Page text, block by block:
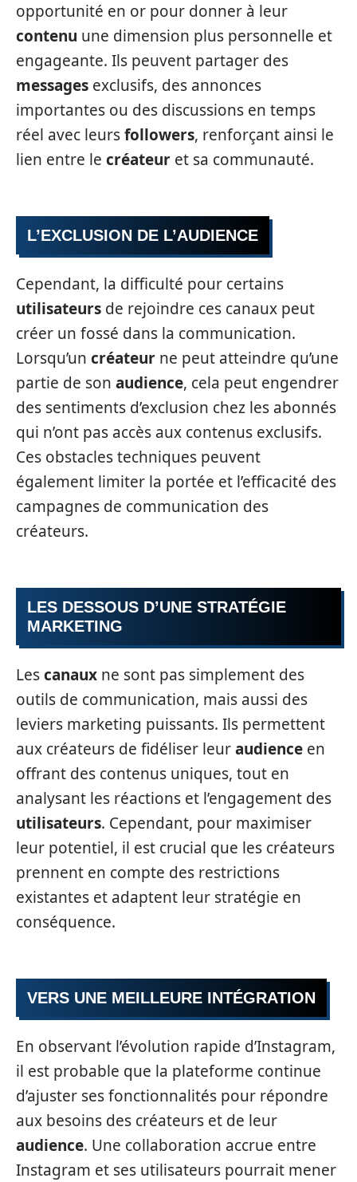
opportunité en or pour donner à leur
contenu une dimension plus personnelle et
engageante. Ils peuvent partager des
messages exclusifs, des annonces
importantes ou des discussions en temps
réel avec leursfollowers, renforçant ainsi le
lien entre le créateur et sa communauté.
L’EXCLUSION DE L’AUDIENCE
Cependant, la difficulté pour certains
utilisateurs de rejoindre ces canaux peut
créer un fossé dans la communication.
Lorsqu’un créateur ne peut atteindre qu’une
partie de son audience, cela peut engendrer
des sentiments d’exclusion chez les abonnés
qui n’ont pas accès aux contenus exclusifs.
Ces obstacles techniques peuvent
également limiter la portée et l’efficacité des
campagnes de communication des
créateurs.
LES DESSOUS D’UNE STRATÉGIE
MARKETING
Lescanaux ne sont pas simplement des
outils de communication, mais aussi des
leviers marketing puissants. Ils permettent
aux créateurs de fidéliser leuraudience en
offrant des contenus uniques, tout en
analysant les réactions et l’engagement des
utilisateurs. Cependant, pour maximiser
leur potentiel, il est crucial que les créateurs
prennent en compte des restrictions
existantes et adaptent leur stratégie en
conséquence.
VERS UNE MEILLEURE INTÉGRATION
En observant l’évolution rapide d’Instagram,
il est probable que la plateforme continue
d’ajuster ses fonctionnalités pour répondre
aux besoins des créateurs et de leur
audience. Une collaboration accrue entre
Instagram et ses utilisateurs pourrait mener